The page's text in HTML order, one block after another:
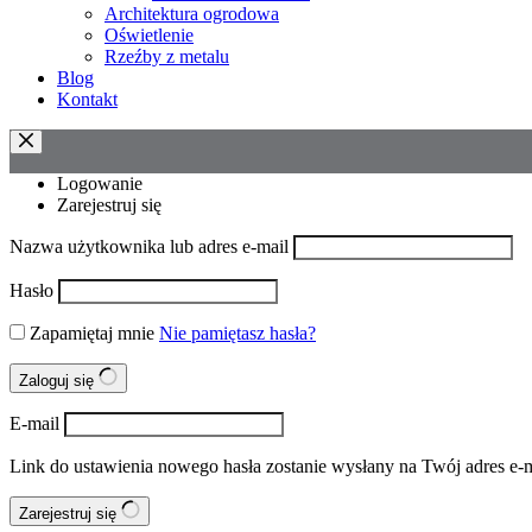
Architektura ogrodowa
Oświetlenie
Rzeźby z metalu
Blog
Kontakt
Logowanie
Zarejestruj się
Nazwa użytkownika lub adres e-mail
Hasło
Zapamiętaj mnie Nie pamiętasz hasła?
Zaloguj się
E-mail
Link do ustawienia nowego hasła zostanie wysłany na Twój adres e-
Zarejestruj się